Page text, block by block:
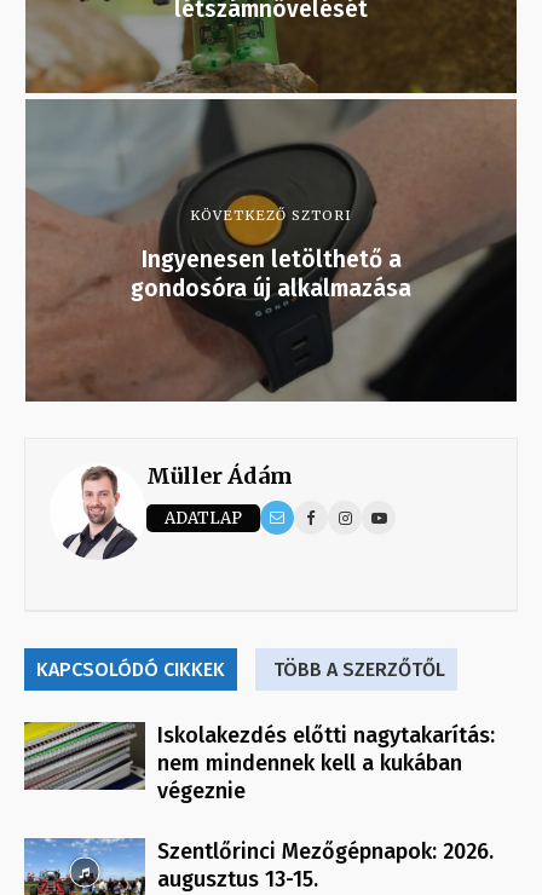
létszámnövelését
KÖVETKEZŐ SZTORI
Ingyenesen letölthető a
gondosóra új alkalmazása
Müller Ádám
ADATLAP
KAPCSOLÓDÓ CIKKEK TÖBB A SZERZŐTŐL
Iskolakezdés előtti nagytakarítás:
nem mindennek kell a kukában
végeznie
Szentlőrinci Mezőgépnapok: 2026.
augusztus 13-15.